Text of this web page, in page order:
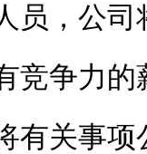
员，公
竞争力
有关事项